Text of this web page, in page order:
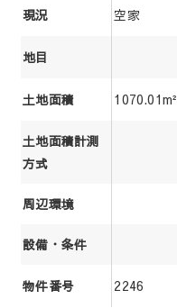
現況 空家
地目
土地面積 1070.01m²
土地面積計測
方式
周辺環境
設備・条件
物件番号 2246